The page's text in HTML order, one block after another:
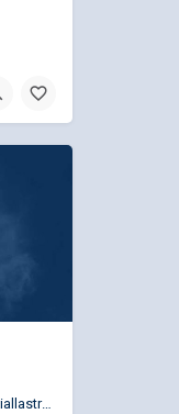
Parken Infos auch unter https://servizionline.serviziallastrada.it/ar/?lang=en_US Infos unter…